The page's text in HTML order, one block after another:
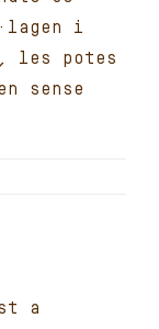
i
les potes
sense
a